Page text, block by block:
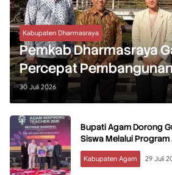
Kabupaten Dharmasraya
Pemkab Dharmasraya
Percepat
Pendidikan
30 Juli 2026
Bupati Agam Dorong
Siswa Melalui
Kabupaten Agam 29 Juli